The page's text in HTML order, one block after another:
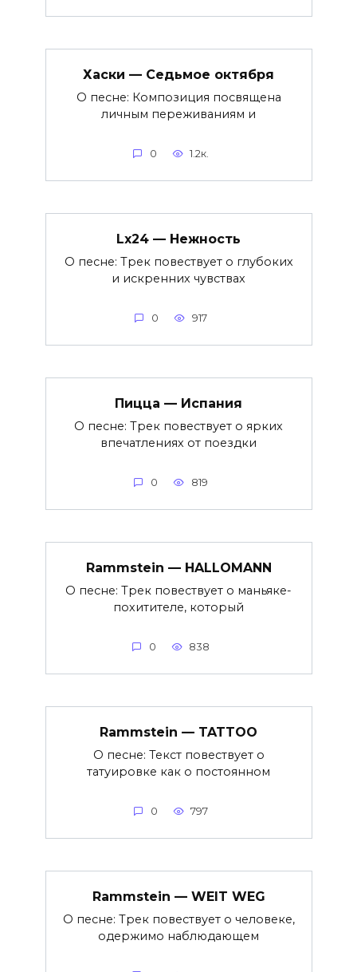
Хаски — Седьмое октября
О песне: Композиция посвящена
личным переживаниям и
0 1.2к.
Lx24 — Нежность
О песне: Трек повествует о глубоких
и искренних чувствах
0 917
Пицца — Испания
О песне: Трек повествует о ярких
впечатлениях от поездки
0 819
Rammstein — HALLOMANN
О песне: Трек повествует о маньяке-
похитителе, который
0 838
Rammstein — TATTOO
О песне: Текст повествует о
татуировке как о постоянном
0 797
Rammstein — WEIT WEG
О песне: Трек повествует о человеке,
одержимо наблюдающем